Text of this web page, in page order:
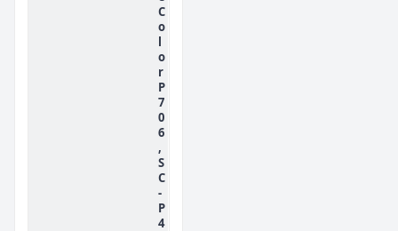
C
o
l
o
r
P
7
0
6
,
S
C
-
P
4